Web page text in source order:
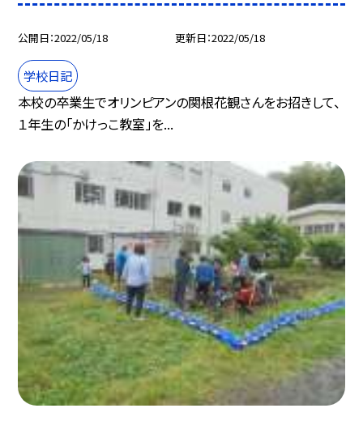
公開日 2022/05/18 更新日 2022/05/18
学校日記
本校の卒業生でオリンピアンの関根花観さんをお招きして、
１年生の「かけっこ教室」を...